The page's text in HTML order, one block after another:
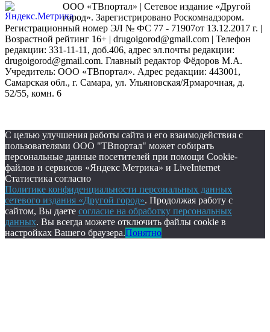
ООО «ТВпортал» | Сетевое издание «Другой
город». Зарегистрировано Роскомнадзором.
Регистрационный номер ЭЛ № ФС 77 - 71907от 13.12.2017 г. |
Возрастной рейтинг 16+ | drugoigorod@gmail.com | Телефон
редакции: 331-11-11, доб.406, адрес эл.почты редакции:
drugoigorod@gmail.com. Главный редактор Фёдоров М.А.
Учредитель: ООО «ТВпортал». Адрес редакции: 443001,
Самарская обл., г. Самара, ул. Ульяновская/Ярмарочная, д.
52/55, комн. 6
С целью улучшения работы сайта и его взаимодействия с
пользователями ООО "ТВпортал" может собирать
персональные данные посетителей при помощи Cookie-
файлов и сервисов «Яндекс Метрика» и LiveInternet
Статистика согласно
Политике конфиденциальности персональных данных
сетевого издания «Другой город». Продолжая работу с
сайтом, Вы даете согласие на обработку персональных
данных. Вы всегда можете отключить файлы cookie в
настройках Вашего браузера.Понятно